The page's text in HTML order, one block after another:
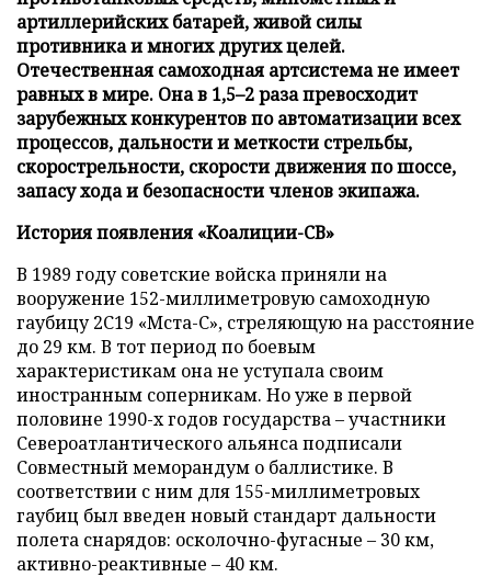
артиллерийских батарей, живой силы
противника и многих других целей.
Отечественная самоходная артсистема не имеет
равных в мире. Она в 1,5–2 раза превосходит
зарубежных конкурентов по автоматизации всех
процессов, дальности и меткости стрельбы,
скорострельности, скорости движения по шоссе,
запасу хода и безопасности членов экипажа.
История появления «Коалиции-СВ»
В 1989 году советские войска приняли на
вооружение 152-миллиметровую самоходную
гаубицу 2С19 «Мста-С», стреляющую на расстояние
до 29 км. В тот период по боевым
характеристикам она не уступала своим
иностранным соперникам. Но уже в первой
половине 1990-х годов государства – участники
Североатлантического альянса подписали
Совместный меморандум о баллистике. В
соответствии с ним для 155-миллиметровых
гаубиц был введен новый стандарт дальности
полета снарядов: осколочно-фугасные – 30 км,
активно-реактивные – 40 км.